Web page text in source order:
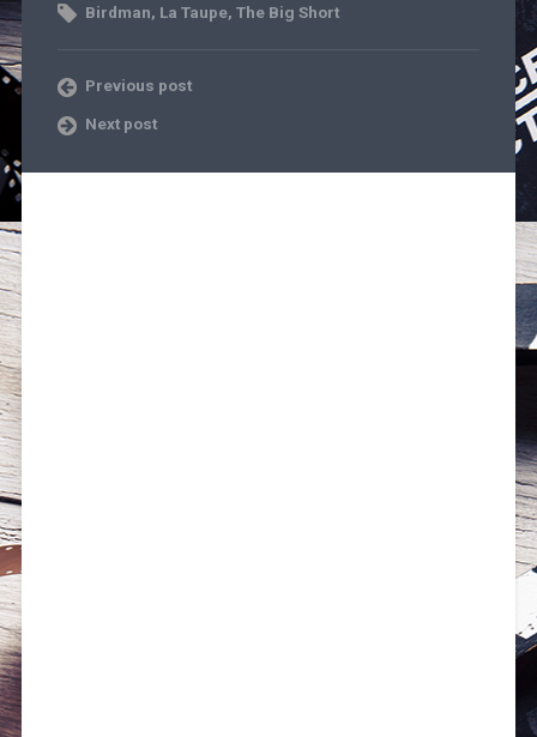
Birdman, La Taupe, The Big Short
Previous post
Next post